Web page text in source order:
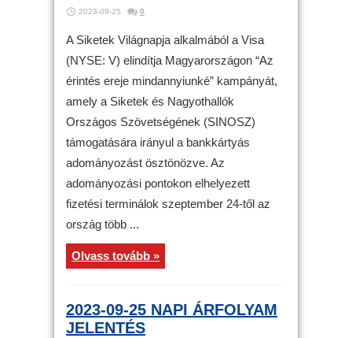
2023-09-25 0
A Siketek Világnapja alkalmából a Visa
(NYSE: V) elindítja Magyarországon “Az
érintés ereje mindannyiunké” kampányát,
amely a Siketek és Nagyothallók
Országos Szövetségének (SINOSZ)
támogatására irányul a bankkártyás
adományozást ösztönözve. Az
adományozási pontokon elhelyezett
fizetési terminálok szeptember 24-től az
ország több ...
Olvass tovább »
2023-09-25 NAPI ÁRFOLYAM
JELENTÉS